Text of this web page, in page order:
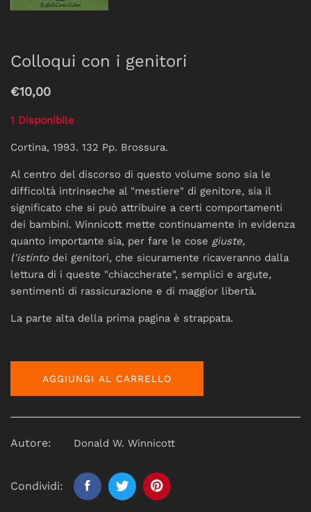
Colloqui con i genitori
€10,00
1 Disponibile
Cortina, 1993. 132 Pp. Brossura.
Al centro del discor­so di questo volume sono sia le
difficoltà intrinseche al "mestie­re" di genitore, sia il
significato che si può attribuire a certi ­comportamenti
dei bambini. Winnicott mette continuamente in evidenza
quanto importante sia, per fare le cose giuste,
l'istinto dei genitori, che sicuramente ricaveranno dalla
lettura di i queste "chiaccherate", semplici e argute,
senti­menti di rassicurazione e di maggior libertà.
La parte alta della prima pagina è strappata.
AGGIUNGI AL CARRELLO
Autore: Donald W. Winnicott
Condividi: